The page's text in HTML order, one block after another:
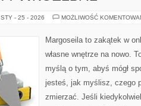
STY - 25 - 2026 MOŻLIWOŚĆ
Margoseila to zakątek w
własne wnętrze na nowo.
myślą o tym, abyś mógł
jesteś, jak myślisz, czego
zmierzać. Jeśli